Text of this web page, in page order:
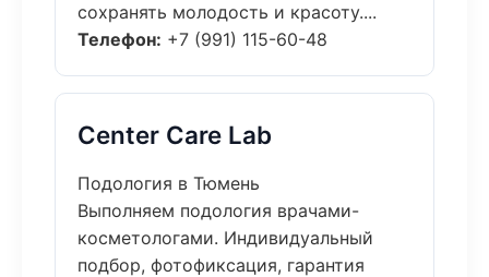
сохранять молодость и красоту....
Телефон: +7 (991) 115-60-48
Center Care Lab
Подология в Тюмень
Выполняем подология врачами-
косметологами. Индивидуальный
подбор, фотофиксация, гарантия